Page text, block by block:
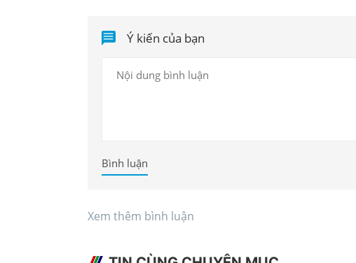
Ý kiến của bạn
Bình luận
Xem thêm bình luận